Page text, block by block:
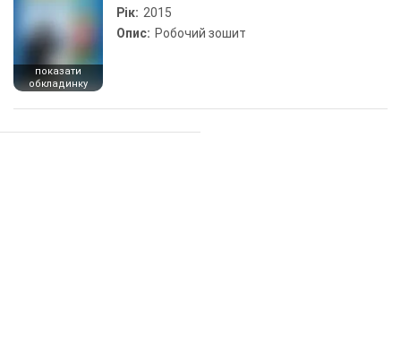
показати
обкладинку
Рік: 2015
Опис: Робочий зошит